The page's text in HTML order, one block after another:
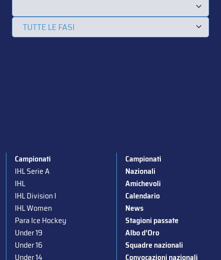
Campionati
IHL Serie A
IHL
IHL Division I
IHL Women
Para Ice Hockey
Under 19
Under 16
Under 14
Campionati
Nazionali
Amichevoli
Calendario
News
Stagioni passate
Albo d’Oro
Squadre nazionali
Convocazioni nazionali